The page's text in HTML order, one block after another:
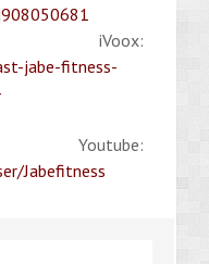
iVoox:
jabe-fitness-
Jabefitness